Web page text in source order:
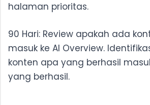
halaman prioritas.
90 Hari: Review apakah ada
masuk ke AI Overview.
konten apa yang berhasil
yang berhasil.